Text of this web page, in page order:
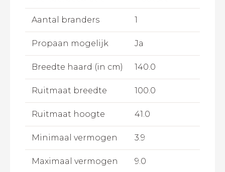
Aantal branders 1
Propaan mogelijk Ja
Breedte haard (in cm) 140.0
Ruitmaat breedte 100.0
Ruitmaat hoogte 41.0
Minimaal vermogen 3.9
Maximaal vermogen 9.0